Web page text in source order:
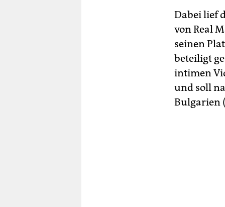
Dabei lief
von Real
seinen
beteiligt
intimen
und soll
Bulgarien